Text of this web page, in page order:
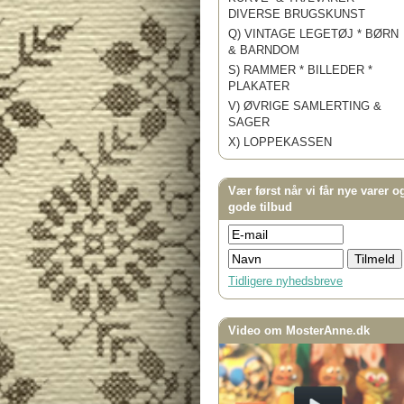
DIVERSE BRUGSKUNST
Q) VINTAGE LEGETØJ * BØRN
& BARNDOM
S) RAMMER * BILLEDER *
PLAKATER
V) ØVRIGE SAMLERTING &
SAGER
X) LOPPEKASSEN
Vær først når vi får nye varer
gode tilbud
Tidligere nyhedsbreve
Video om MosterAnne.dk